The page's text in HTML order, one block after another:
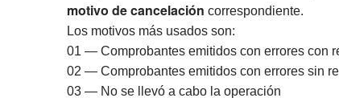
motivo de cancelación correspondiente.
Los motivos más usados son:
01 — Comprobantes emitidos con errores con
02 — Comprobantes emitidos con errores sin
03 — No se llevó a cabo la operación